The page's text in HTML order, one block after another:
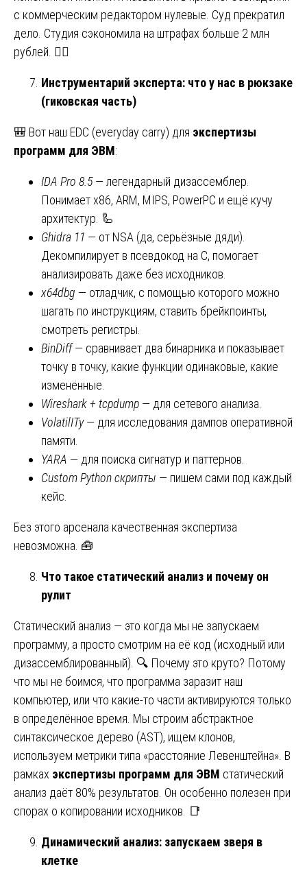
с коммерческим редактором нулевые. Суд прекратил
дело. Студия сэкономила на штрафах больше 2 млн
рублей. 😮‍💨
Инструментарий эксперта: что у нас в рюкзаке
(гиковская часть)
🎒 Вот наш EDC (everyday carry) для экспертизы
программ для ЭВМ:
IDA Pro 8.5— легендарный дизассемблер.
Понимает x86, ARM, MIPS, PowerPC и ещё кучу
архитектур. 🦾
Ghidra 11 — от NSA (да, серьёзные дяди).
Декомпилирует в псевдокод на C, помогает
анализировать даже без исходников.
x64dbg — отладчик, с помощью которого можно
шагать по инструкциям, ставить брейкпоинты,
смотреть регистры.
BinDiff— сравнивает два бинарника и показывает
точку в точку, какие функции одинаковые, какие
изменённые.
Wireshark + tcpdump — для сетевого анализа.
VolatilITy— для исследования дампов оперативной
памяти.
YARA — для поиска сигнатур и паттернов.
Custom Python скрипты — пишем сами под каждый
кейс.
Без этого арсенала качественная экспертиза
невозможна. 🧰
Что такое статический анализ и почему он
рулит
Статический анализ — это когда мы не запускаем
программу, а просто смотрим на её код (исходный или
дизассемблированный). 🔍 Почему это круто? Потому
что мы не боимся, что программа заразит наш
компьютер, или что какие-то части активируются только
в определённое время. Мы строим абстрактное
синтаксическое дерево (AST), ищем клонов,
используем метрики типа «расстояние Левенштейна». В
рамках экспертизы программ для ЭВМ статический
анализ даёт 80% результатов. Он особенно полезен при
спорах о копировании исходников. 📑
Динамический анализ: запускаем зверя в
клетке